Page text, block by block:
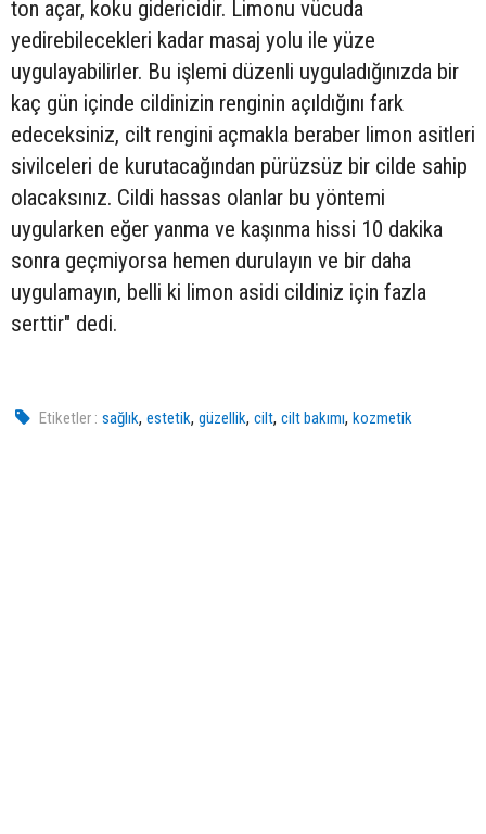
ton açar, koku gidericidir. Limonu vücuda
yedirebilecekleri kadar masaj yolu ile yüze
uygulayabilirler. Bu işlemi düzenli uyguladığınızda bir
kaç gün içinde cildinizin renginin açıldığını fark
edeceksiniz, cilt rengini açmakla beraber limon asitleri
sivilceleri de kurutacağından pürüzsüz bir cilde sahip
olacaksınız. Cildi hassas olanlar bu yöntemi
uygularken eğer yanma ve kaşınma hissi 10 dakika
sonra geçmiyorsa hemen durulayın ve bir daha
uygulamayın, belli ki limon asidi cildiniz için fazla
serttir" dedi.
Etiketler : sağlık,estetik,güzellik,cilt,cilt bakımı,kozmetik